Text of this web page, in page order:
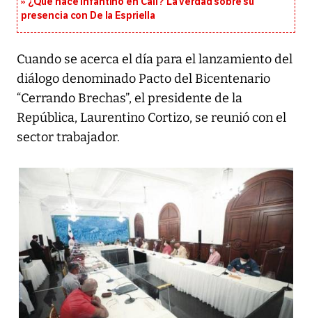
presencia con De la Espriella
Cuando se acerca el día para el lanzamiento del
diálogo denominado Pacto del Bicentenario
“Cerrando Brechas”, el presidente de la
República, Laurentino Cortizo, se reunió con el
sector trabajador.